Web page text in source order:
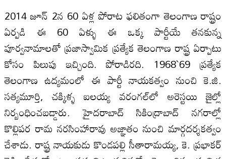
2014 జూన్‌ 2న 60 ఏళ్ల పోరాట ఫలితంగా తెలంగాణ రాష్ట్రం
ఏర్పడి ఈ 60 ఏళ్ళు ఈ ఒక్క పార్టీయే తనకున్న
పూర్వనామాలతో ప్రజాస్వామిక ప్రత్యేక తెలంగాణ రాష్ట్ర ఏర్పాటు
కోసం పిలుపు ఇచ్చింది. పోరాడిరది. 1968`69 ప్రత్యేక
తెలంగాణ ఉద్యమంలో ఈ పార్టీ నాయకత్వం నుంచి కె.జి.
సత్యమూర్తి, చక్కిళ్ళ ఐలయ్య వరంగల్‌లో అరెస్టయి జైల్లో
నిర్బంధించబడ్డారు. హైదరాబాద్‌ సికింద్రాబాద్‌ నగరాల్లో
కొల్లిపర రామ నరసింహారావు అజ్ఞాతం నుంచి మార్గదర్శకత్వం
చేశాడు. రాష్ట్ర నాయకుడు కొండపల్లి సీతారామయ్య, కె. ప్రభాకర్‌